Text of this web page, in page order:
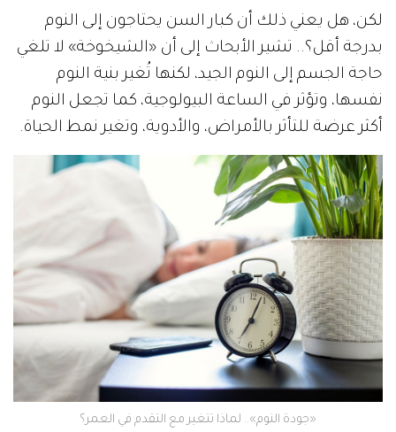
لكن، هل يعني ذلك أن كبار السن يحتاجون إلى النوم
بدرجة أقل؟.. تشير الأبحاث إلى أن «الشيخوخة» لا تلغي
حاجة الجسم إلى النوم الجيد، لكنها تُغير بنية النوم
نفسها، وتؤثر في الساعة البيولوجية، كما تجعل النوم
أكثر عرضة للتأثر بالأمراض، والأدوية، وتغير نمط الحياة.
‫«جودة النوم».. لماذا تتغير مع التقدم في العمر؟